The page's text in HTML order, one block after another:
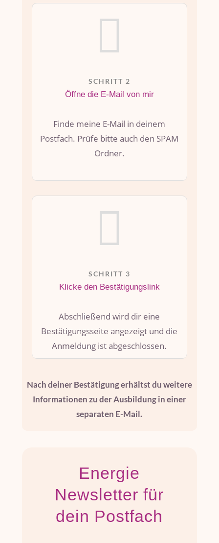

SCHRITT 2
Öffne die E-Mail von mir
Finde meine E-Mail in deinem
Postfach. Prüfe bitte auch den SPAM
Ordner.

SCHRITT 3
Klicke den Bestätigungslink
Abschließend wird dir eine
Bestätigungsseite angezeigt und die
Anmeldung ist abgeschlossen.
Nach deiner Bestätigung erhältst du weitere
Informationen zu der Ausbildung in einer
separaten E-Mail.
Energie
Newsletter für
dein Postfach